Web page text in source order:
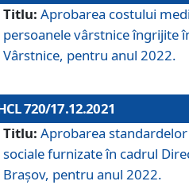
Titlu: Aprobarea costului
persoanele vârstnice îngrijite
Vârstnice, pentru anul 2022.
720/17.12.2021
Titlu: Aprobarea
sociale furnizate în cadrul
Brașov, pentru anul 2022.